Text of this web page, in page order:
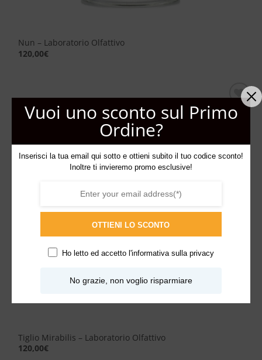
Nun – Laboratorio Olfattivo
120,00€
Aggiungi
alla lista
Tiglio Mirabilis – Laboratorio Olfattivo
120,00€
Vuoi uno sconto sul Primo
Ordine?
Inserisci la tua email qui sotto e ottieni subito il tuo codice sconto!
Inoltre ti invieremo promo esclusive!
OTTIENI LO SCONTO
Ho letto ed accetto l'informativa sulla privacy
No grazie, non voglio risparmiare